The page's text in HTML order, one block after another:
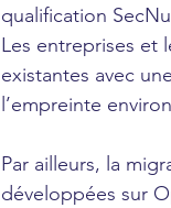
qualification
Les entreprises et
existantes avec
l’empreinte
Par ailleurs, la
développées sur